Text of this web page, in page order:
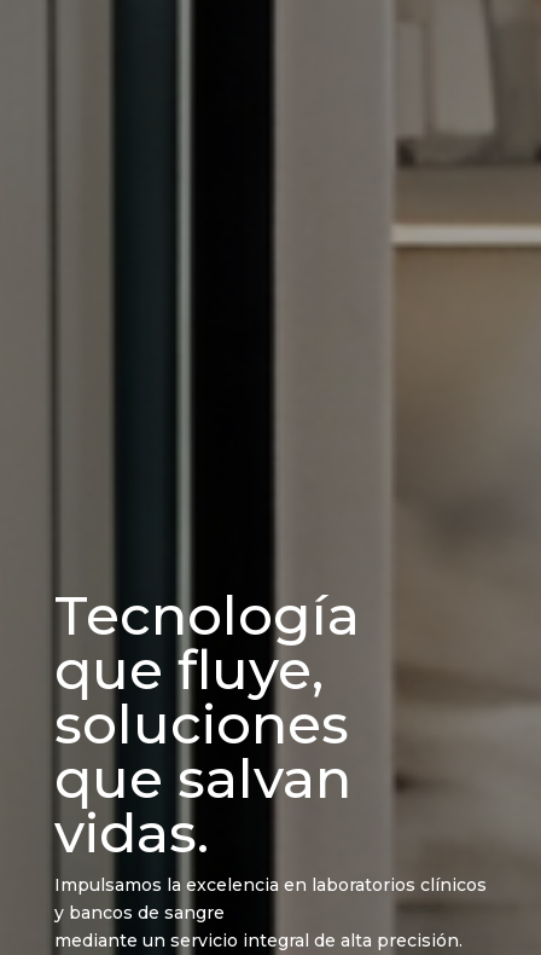
Tecnología
que fluye,
soluciones
que salvan
vidas.
Impulsamos la excelencia en laboratorios clínicos
y bancos de sangre
mediante un servicio integral de alta precisión.